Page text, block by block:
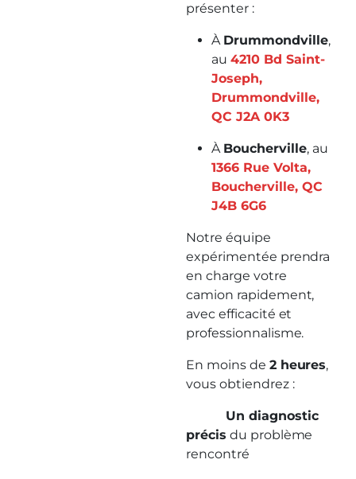
présenter :
À Drummondville,
au 4210 Bd Saint-
Joseph,
Drummondville,
QC J2A 0K3
À Boucherville, au
1366 Rue Volta,
Boucherville, QC
J4B 6G6
Notre équipe
expérimentée prendra
en charge votre
camion rapidement,
avec efficacité et
professionnalisme.
En moins de 2 heures,
vous obtiendrez :
Un diagnostic
précis du problème
rencontré